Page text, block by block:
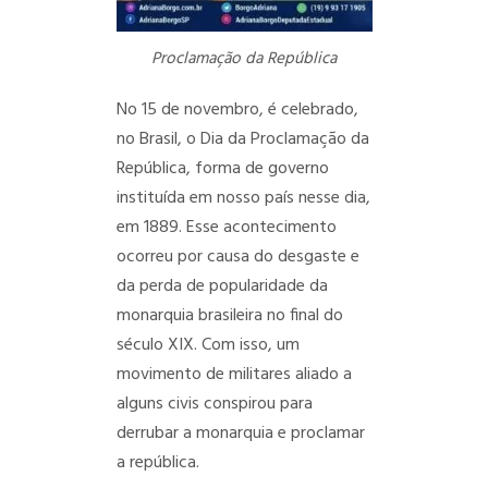
Proclamação da República
No 15 de novembro, é celebrado,
no Brasil, o Dia da Proclamação da
República, forma de governo
instituída em nosso país nesse dia,
em 1889. Esse acontecimento
ocorreu por causa do desgaste e
da perda de popularidade da
monarquia brasileira no final do
século XIX. Com isso, um
movimento de militares aliado a
alguns civis conspirou para
derrubar a monarquia e proclamar
a república.